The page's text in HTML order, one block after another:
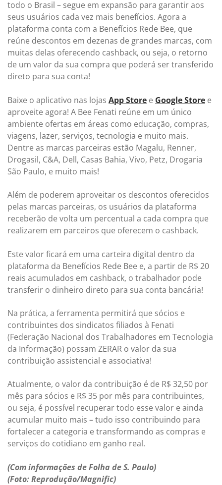
todo o Brasil – segue em expansão para garantir aos
seus usuários cada vez mais benefícios. Agora a
plataforma conta com a Benefícios Rede Bee, que
reúne descontos em dezenas de grandes marcas, com
muitas delas oferecendo cashback, ou seja, o retorno
de um valor da sua compra que poderá ser transferido
direto para sua conta!
Baixe o aplicativo nas lojas App Store e Google Store e
aproveite agora! A Bee Fenati reúne em um único
ambiente ofertas em áreas como educação, compras,
viagens, lazer, serviços, tecnologia e muito mais.
Dentre as marcas parceiras estão Magalu, Renner,
Drogasil, C&A, Dell, Casas Bahia, Vivo, Petz, Drogaria
São Paulo, e muito mais!
Além de poderem aproveitar os descontos oferecidos
pelas marcas parceiras, os usuários da plataforma
receberão de volta um percentual a cada compra que
realizarem em parceiros que oferecem o cashback.
Este valor ficará em uma carteira digital dentro da
plataforma da Benefícios Rede Bee e, a partir de R$ 20
reais acumulados em cashback, o trabalhador pode
transferir o dinheiro direto para sua conta bancária!
Na prática, a ferramenta permitirá que sócios e
contribuintes dos sindicatos filiados à Fenati
(Federação Nacional dos Trabalhadores em Tecnologia
da Informação) possam ZERAR o valor da sua
contribuição assistencial e associativa!
Atualmente, o valor da contribuição é de R$ 32,50 por
mês para sócios e R$ 35 por mês para contribuintes,
ou seja, é possível recuperar todo esse valor e ainda
acumular muito mais – tudo isso contribuindo para
fortalecer a categoria e transformando as compras e
serviços do cotidiano em ganho real.
(Com informações de Folha de S. Paulo)
(Foto: Reprodução/Magnific)